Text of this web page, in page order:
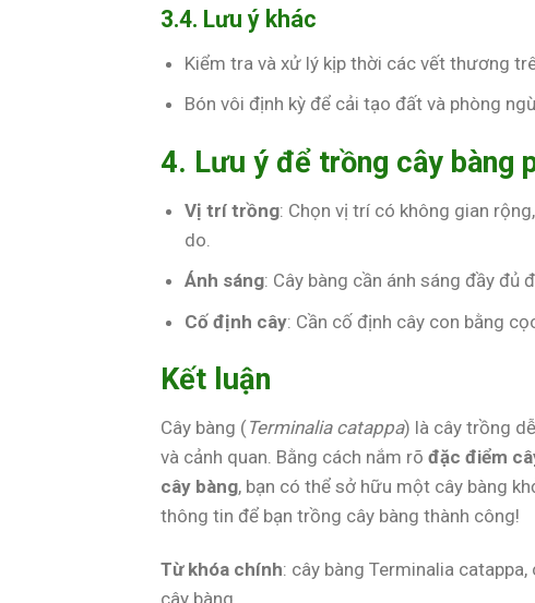
3.4. Lưu ý khác
Kiểm tra và xử lý kịp thời các vết thương
Bón vôi định kỳ để cải tạo đất và phòng
4. Lưu ý để trồng cây bàng
Vị trí trồng: Chọn vị trí có không gian
do.
Ánh sáng: Cây bàng cần ánh sáng đầy đủ
Cố định cây: Cần cố định cây con bằng
Kết luận
Cây bàng (Terminalia catappa) là cây trồng
và cảnh quan. Bằng cách nắm rõ đặc điểm
cây bàng, bạn có thể sở hữu một cây bàng
thông tin để bạn trồng cây bàng thành công!
Từ khóa chính: cây bàng Terminalia